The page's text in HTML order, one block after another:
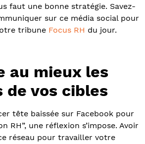
faut une bonne stratégie. Savez-
sur ce média social pour
tribune Focus RH du jour.
au mieux les
de vos cibles
tête baissée sur Facebook pour
RH”, une réflexion s’impose. Avoir
réseau pour travailler votre